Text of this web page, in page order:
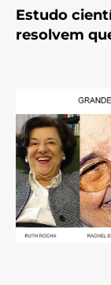
Estudo
resolvem